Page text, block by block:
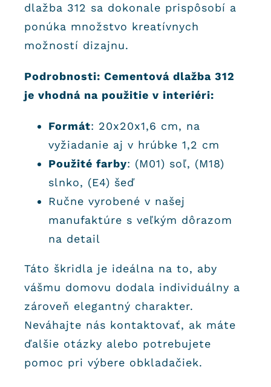
dlažba 312 sa dokonale prispôsobí a
ponúka množstvo kreatívnych
možností dizajnu.
Podrobnosti: Cementová dlažba 312
je vhodná na použitie v interiéri:
Formát: 20x20x1,6 cm, na
vyžiadanie aj v hrúbke 1,2 cm
Použité farby: (M01) soľ, (M18)
slnko, (E4) šeď
Ručne vyrobené v našej
manufaktúre s veľkým dôrazom
na detail
Táto škridla je ideálna na to, aby
vášmu domovu dodala individuálny a
zároveň elegantný charakter.
Neváhajte nás kontaktovať, ak máte
ďalšie otázky alebo potrebujete
pomoc pri výbere obkladačiek.